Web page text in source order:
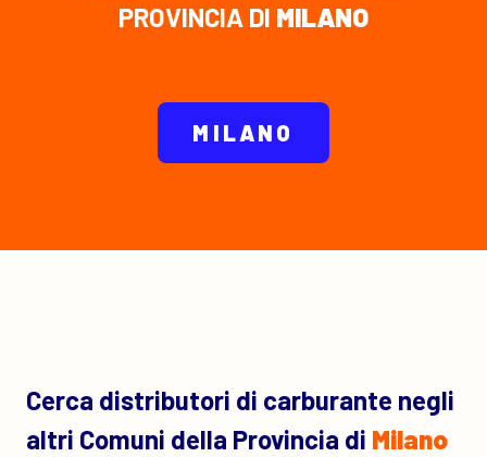
PROVINCIA DI MILANO
MILANO
Cerca distributori di carburante negli
altri Comuni della Provincia di Milano